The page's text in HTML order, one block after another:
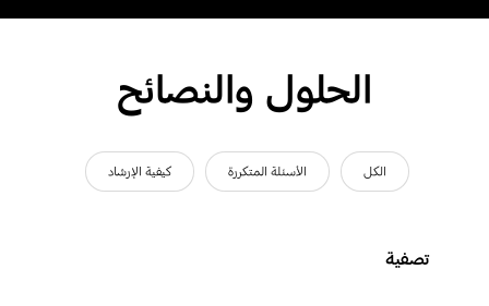
الحلول والنصائح
الكل الأسئلة المتكررة كيفية الإرشاد
تصفية